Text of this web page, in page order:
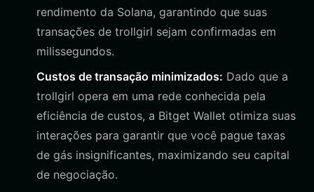
rendimento da Solana, garantindo que suas
transações de trollgirl sejam confirmadas em
milissegundos.
Custos de transação minimizados: Dado que a
trollgirl opera em uma rede conhecida pela
eficiência de custos, a Bitget Wallet otimiza suas
interações para garantir que você pague taxas
de gás insignificantes, maximizando seu capital
de negociação.